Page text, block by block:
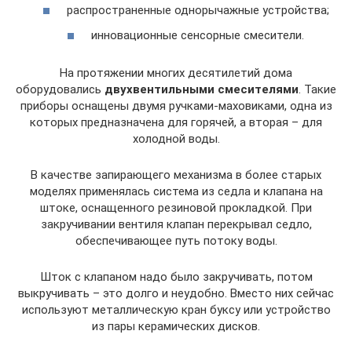
распространенные однорычажные устройства;
инновационные сенсорные смесители.
На протяжении многих десятилетий дома
оборудовались двухвентильными смесителями . Такие
приборы оснащены двумя ручками-маховиками, одна из
которых предназначена для горячей, а вторая – для
холодной воды.
В качестве запирающего механизма в более старых
моделях применялась система из седла и клапана на
штоке, оснащенного резиновой прокладкой. При
закручивании вентиля клапан перекрывал седло,
обеспечивающее путь потоку воды.
Шток с клапаном надо было закручивать, потом
выкручивать – это долго и неудобно. Вместо них сейчас
используют металлическую кран буксу или устройство
из пары керамических дисков.